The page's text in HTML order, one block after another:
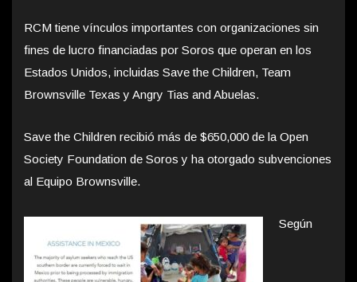
RCM tiene vínculos importantes con organizaciones sin
fines de lucro financiadas por Soros que operan en los
Estados Unidos, incluidas Save the Children, Team
Brownsville Texas y Angry Tias and Abuelas.
Save the Children recibió más de $650,000 de la Open
Society Foundation de Soros y ha otorgado subvenciones
al Equipo Brownsville.
Según